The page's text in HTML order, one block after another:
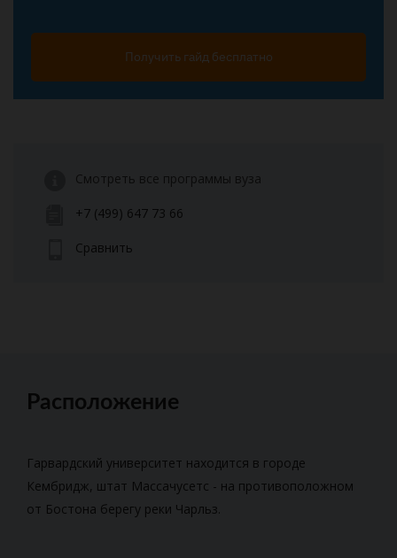
Получить гайд бесплатно
Смотреть все программы вуза
+7 (499) 647 73 66
Сравнить
Расположение
Гарвардский университет находится в городе
Кембридж, штат Массачусетс - на противоположном
от Бостона берегу реки Чарльз.